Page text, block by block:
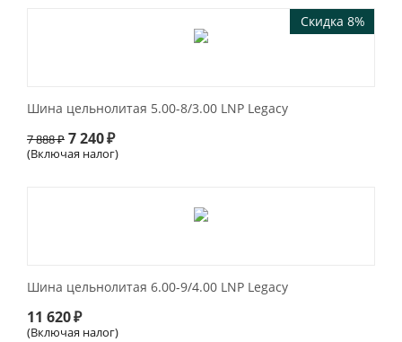
Скидка 8%
Шина цельнолитая 5.00-8/3.00 LNP Legacy
7 888₽ 7 240₽
(Включая налог)
Шина цельнолитая 6.00-9/4.00 LNP Legacy
11 620₽
(Включая налог)